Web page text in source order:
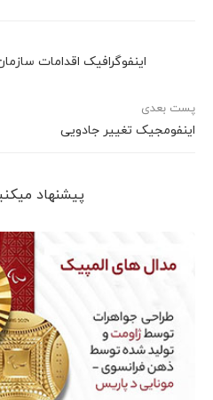
اینفوگرافیک اقدامات
پست بعدی
اینفومجیک تغییر جادویی
پیشنهاد می‎کنیم ببینید